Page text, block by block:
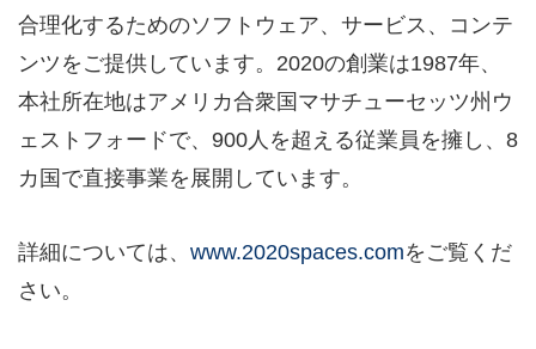
合理化するためのソフトウェア、サービス、コンテ
ンツをご提供しています。2020の創業は1987年、
本社所在地はアメリカ合衆国マサチューセッツ州ウ
ェストフォードで、900人を超える従業員を擁し、8
カ国で直接事業を展開しています。
詳細については、 www.2020spaces.comをご覧くだ
さい。